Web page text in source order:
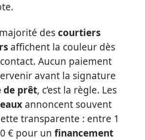
descourtiers
affichent la couleur dès
Aucun paiement
avant la signature
de prêt, c’est la règle. Les
annoncent souvent
transparente : entre 1
€ pour un financement